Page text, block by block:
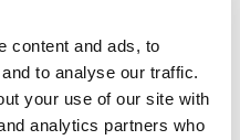
content and ads, to
to analyse our traffic.
your use of our site with
analytics partners who